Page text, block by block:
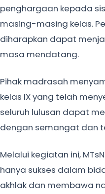
penghargaan kepada
masing-masing kelas.
diharapkan dapat
masa mendatang.
Pihak madrasah
kelas IX yang telah
seluruh lulusan dapat
dengan semangat dan
Melalui kegiatan ini,
hanya sukses dalam
akhlak dan membawa